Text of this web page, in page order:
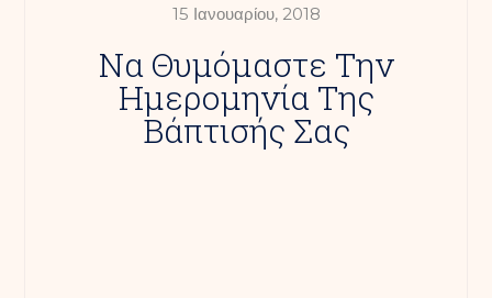
15 Ιανουαρίου, 2018
Να Θυμόμαστε Την
Ημερομηνία Της
Βάπτισής Σας